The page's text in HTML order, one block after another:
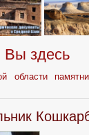
Вы здесь
области